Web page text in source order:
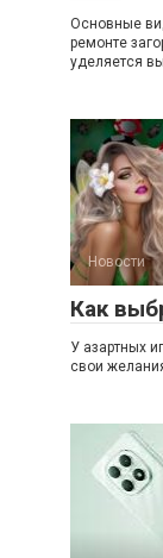
Основные
ремонте
уделяется
Новости
Как
У азартных
свои